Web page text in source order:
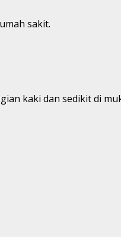
sakit.
kaki dan sedikit di